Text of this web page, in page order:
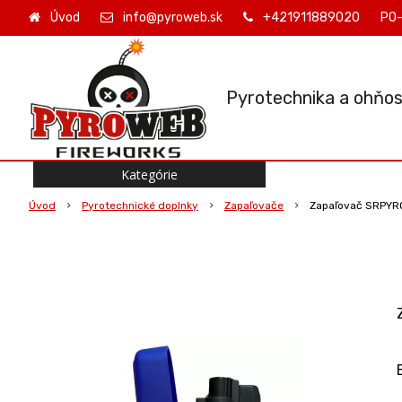
Pyrotechnika a
Úvod info@pyroweb.sk +421911889020
Úvod Pyrotechnické doplnky Zapaľovače Zapaľovač
Kategórie